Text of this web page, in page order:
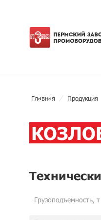
Главная Продукция
Грузоподъемность, т